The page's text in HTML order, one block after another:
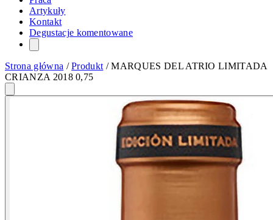
Artykuły
Kontakt
Degustacje komentowane
Strona główna /Produkt /MARQUES DEL ATRIO LIMITADA
CRIANZA 2018 0,75